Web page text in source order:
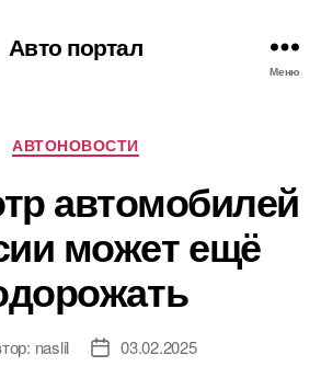
Авто портал
Меню
Рубрики
АВТОНОВОСТИ
автомобилей
может ещё
naslil
Дата03.02.2025